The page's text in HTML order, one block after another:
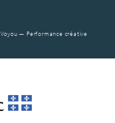
Voyou — Performance créative